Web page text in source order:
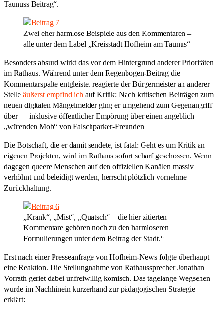
Taunuss Beitrag“.
Zwei eher harmlose Beispiele aus den Kommentaren –
alle unter dem Label „Kreisstadt Hofheim am Taunus“
Besonders absurd wirkt das vor dem Hintergrund anderer Prioritäten
im Rathaus. Während unter dem Regenbogen-Beitrag die
Kommentarspalte entgleiste, reagierte der Bürgermeister an anderer
Stelle äußerst empfindlich auf Kritik: Nach kritischen Beiträgen zum
neuen digitalen Mängelmelder ging er umgehend zum Gegenangriff
über — inklusive öffentlicher Empörung über einen angeblich
„wütenden Mob“ von Falschparker-Freunden.
Die Botschaft, die er damit sendete, ist fatal: Geht es um Kritik an
eigenen Projekten, wird im Rathaus sofort scharf geschossen. Wenn
dagegen queere Menschen auf den offiziellen Kanälen massiv
verhöhnt und beleidigt werden, herrscht plötzlich vornehme
Zurückhaltung.
„Krank“, „Mist“, „Quatsch“ – die hier zitierten
Kommentare gehören noch zu den harmloseren
Formulierungen unter dem Beitrag der Stadt.“
Erst nach einer Presseanfrage von Hofheim-News folgte überhaupt
eine Reaktion. Die Stellungnahme von Rathaussprecher Jonathan
Vorrath geriet dabei unfreiwillig komisch. Das tagelange Wegsehen
wurde im Nachhinein kurzerhand zur pädagogischen Strategie
erklärt: